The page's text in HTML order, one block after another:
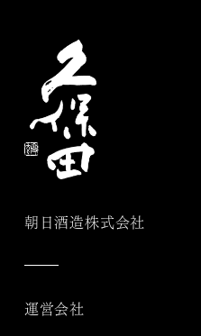
朝日酒造株式会社
運営会社